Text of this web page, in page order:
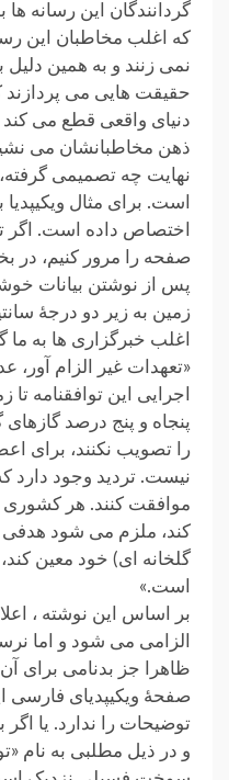
گردانندگان این رسانه
که اغلب مخاطبان این
نمی زنند و به همین
حقیقت هایی می پردازند
دنیای واقعی قطع می
ذهن مخاطبانشان می
نهایت چه تصمیمی گرفته،
است. برای مثال
اختصاص داده است. اگر
صفحه را مرور کنیم، در
پس از نوشتن بیانات
زمین به زیر دو درجۀ
اغلب خبرگزاری ها به ما
«تعهدات غیر الزام آور،
اجرایی این توافقنامه
پنجاه و پنج درصد گازهای
را تصویب نکنند، برای
نیست. تردید وجود دارد
موافقت کنند. هر کشوری
کند، ملزم می شود هدفی
گلخانه ای) خود معین کند،
است.»
بر اساس این نوشته ،
الزامی می شود و اما
ظاهرا جز بدنامی برای
صفحۀ ویکیپدیای فارسی
توضیحات را ندارد. یا
و در ذیل مطلبی به نام